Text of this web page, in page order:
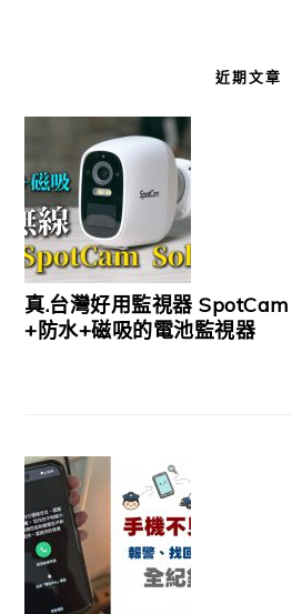
近期文章
真.台灣好用監視器
+防水+磁吸的電池監視器